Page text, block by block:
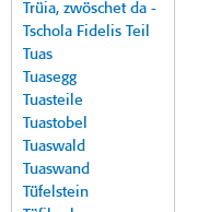
Trüia, zwöschet da -
Tschola Fidelis Teil
Tuas
Tuasegg
Tuasteile
Tuastobel
Tuaswald
Tuaswand
Tüfelstein